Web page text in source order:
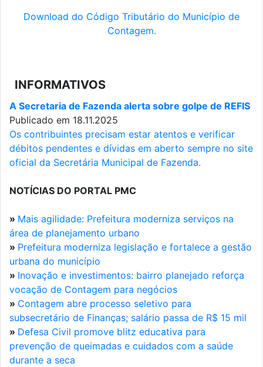
Download do Código Tributário do Município de
Contagem.
INFORMATIVOS
A Secretaria de Fazenda alerta sobre golpe de REFIS
Publicado em 18.11.2025
Os contribuintes precisam estar atentos e verificar
débitos pendentes e dívidas em aberto sempre no site
oficial da Secretária Municipal de Fazenda.
NOTÍCIAS DO PORTAL PMC
» Mais agilidade: Prefeitura moderniza serviços na
área de planejamento urbano
» Prefeitura moderniza legislação e fortalece a gestão
urbana do município
» Inovação e investimentos: bairro planejado reforça
vocação de Contagem para negócios
» Contagem abre processo seletivo para
subsecretário de Finanças; salário passa de R$ 15 mil
» Defesa Civil promove blitz educativa para
prevenção de queimadas e cuidados com a saúde
durante a seca